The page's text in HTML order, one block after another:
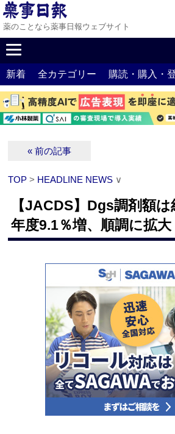
薬のことなら薬事日報ウェブサイト
新着 全カテゴリー 購読・購入・
« 前の記事
TOP > HEADLINE NEWS ∨
【JACDS】Dgs調剤額は
年度9.1％増、順調に拡大